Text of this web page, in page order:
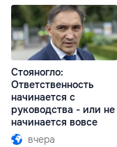
Стояногло:
Ответственность
начинается с
руководства - или не
начинается вовсе
вчера